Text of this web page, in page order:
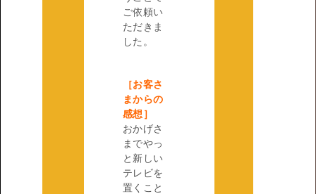
ご依頼い
ただきま
した。
［お客さ
まからの
感想］
おかげさ
までやっ
と新しい
テレビを
置くこと